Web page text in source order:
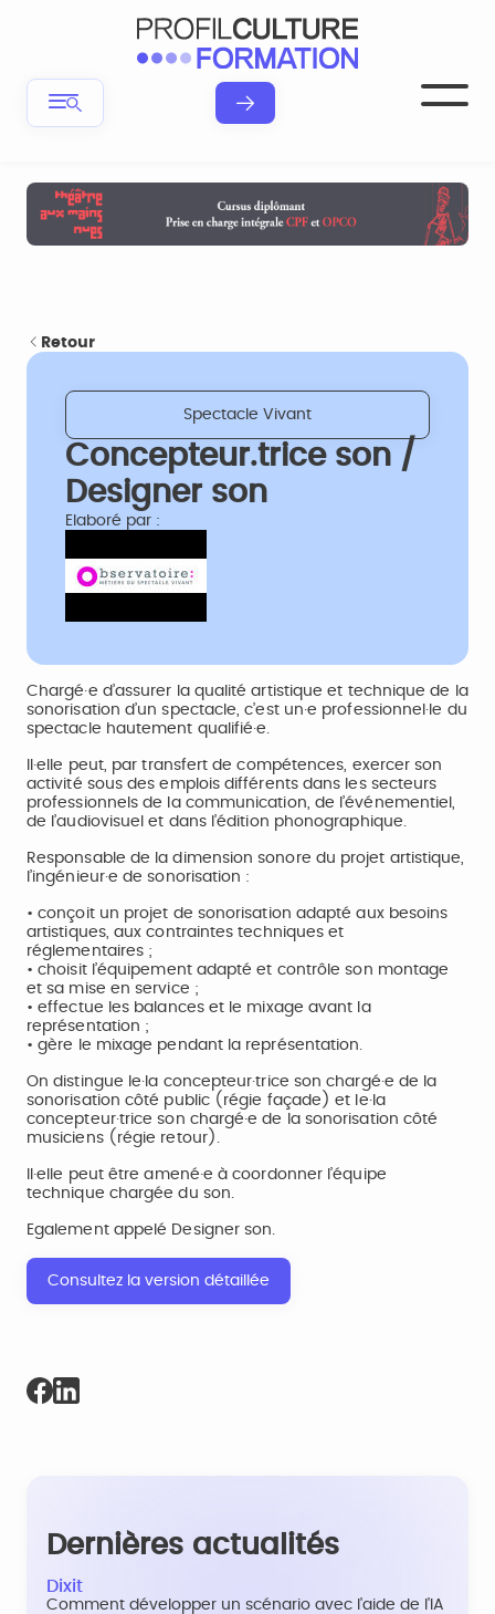
Retour
Spectacle Vivant
Concepteur.trice son /
Designer son
Elaboré par :
Chargé·e d’assurer la qualité artistique et technique de la
sonorisation d’un spectacle, c’est un·e professionnel·le du
spectacle hautement qualifié·e.
Il·elle peut, par transfert de compétences, exercer son
activité sous des emplois différents dans les secteurs
professionnels de la communication, de l’événementiel,
de l’audiovisuel et dans l’édition phonographique.
Responsable de la dimension sonore du projet artistique,
l’ingénieur·e de sonorisation :
• conçoit un projet de sonorisation adapté aux besoins
artistiques, aux contraintes techniques et
réglementaires ;
• choisit l’équipement adapté et contrôle son montage
et sa mise en service ;
• effectue les balances et le mixage avant la
représentation ;
• gère le mixage pendant la représentation.
On distingue le·la concepteur·trice son chargé·e de la
sonorisation côté public (régie façade) et le·la
concepteur·trice son chargé·e de la sonorisation côté
musiciens (régie retour).
Il·elle peut être amené·e à coordonner l’équipe
technique chargée du son.
Egalement appelé Designer son.
Consultez la version détaillée
Dernières actualités
Dixit
Comment développer un scénario avec l'aide de l'IA